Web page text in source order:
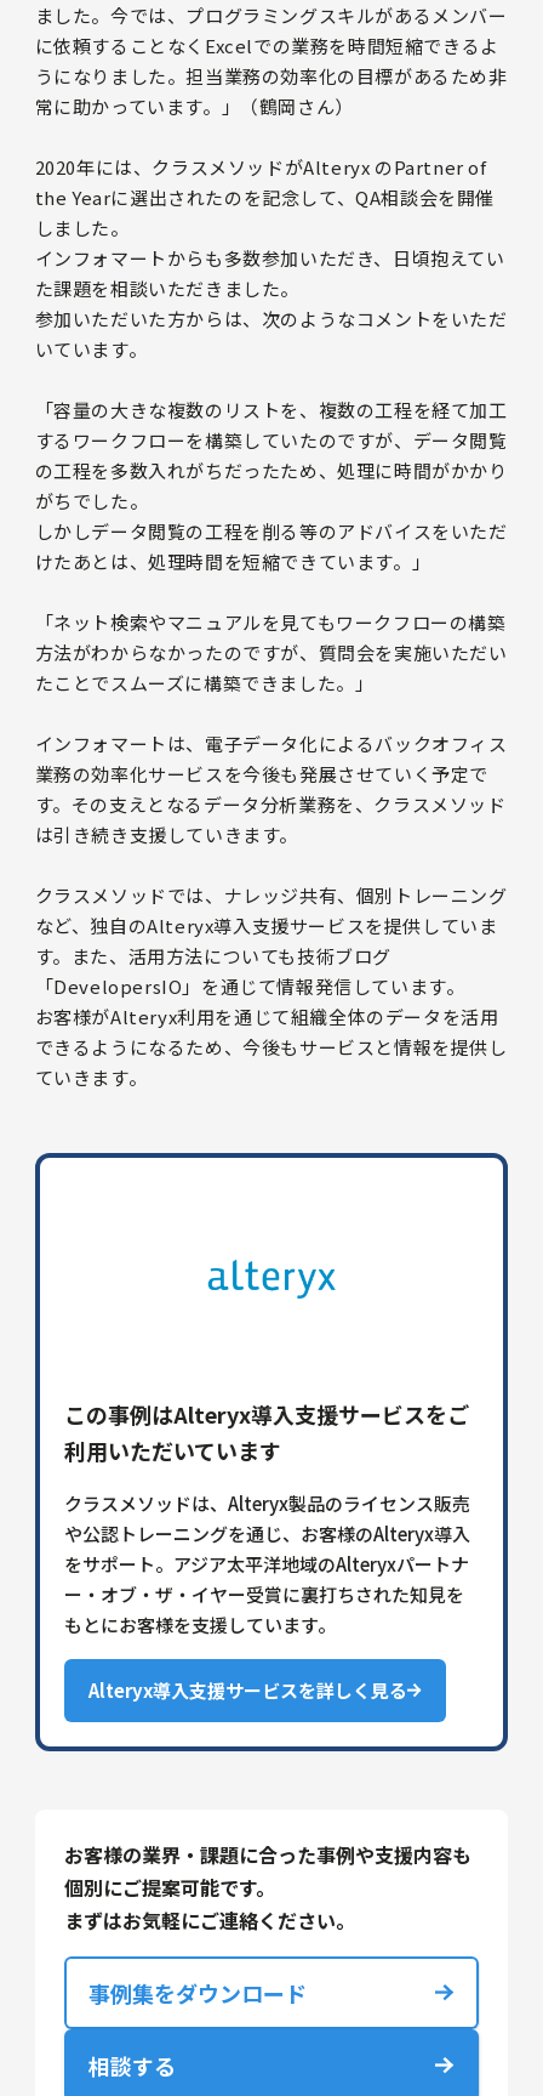
ました。今では、プログラミングスキルがあるメンバー
に依頼することなくExcelでの業務を時間短縮できるよ
うになりました。担当業務の効率化の目標があるため非
常に助かっています。」（鶴岡さん）
2020年には、クラスメソッドがAlteryx のPartner of
the Yearに選出されたのを記念して、QA相談会を開催
しました。
インフォマートからも多数参加いただき、日頃抱えてい
た課題を相談いただきました。
参加いただいた方からは、次のようなコメントをいただ
いています。
「容量の大きな複数のリストを、複数の工程を経て加工
するワークフローを構築していたのですが、データ閲覧
の工程を多数入れがちだったため、処理に時間がかかり
がちでした。
しかしデータ閲覧の工程を削る等のアドバイスをいただ
けたあとは、処理時間を短縮できています。」
「ネット検索やマニュアルを見てもワークフローの構築
方法がわからなかったのですが、質問会を実施いただい
たことでスムーズに構築できました。」
インフォマートは、電子データ化によるバックオフィス
業務の効率化サービスを今後も発展させていく予定で
す。その支えとなるデータ分析業務を、クラスメソッド
は引き続き支援していきます。
クラスメソッドでは、ナレッジ共有、個別トレーニング
など、独自のAlteryx導入支援サービスを提供していま
す。また、活用方法についても技術ブログ
「DevelopersIO」を通じて情報発信しています。
お客様がAlteryx利用を通じて組織全体のデータを活用
できるようになるため、今後もサービスと情報を提供し
ていきます。
この事例はAlteryx導入支援サービスをご
利用いただいています
クラスメソッドは、Alteryx製品のライセンス販売
や公認トレーニングを通じ、お客様のAlteryx導入
をサポート。アジア太平洋地域のAlteryxパートナ
ー・オブ・ザ・イヤー受賞に裏打ちされた知見を
もとにお客様を支援しています。
Alteryx導入支援サービスを詳しく見る
お客様の業界・課題に合った事例や支援内容も
個別にご提案可能です。
まずはお気軽にご連絡ください。
事例集をダウンロード
相談する